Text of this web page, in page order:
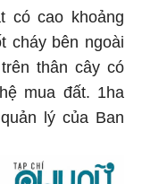
có cao khoảng
cháy bên ngoài
thân cây có
mua đất. 1ha
lý của Ban